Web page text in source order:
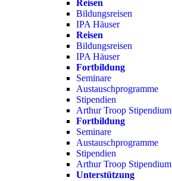
Reisen
Bildungsreisen
IPA Häuser
Reisen
Bildungsreisen
IPA Häuser
Fortbildung
Seminare
Austauschprogramme
Stipendien
Arthur Troop Stipendium
Fortbildung
Seminare
Austauschprogramme
Stipendien
Arthur Troop Stipendium
Unterstützung